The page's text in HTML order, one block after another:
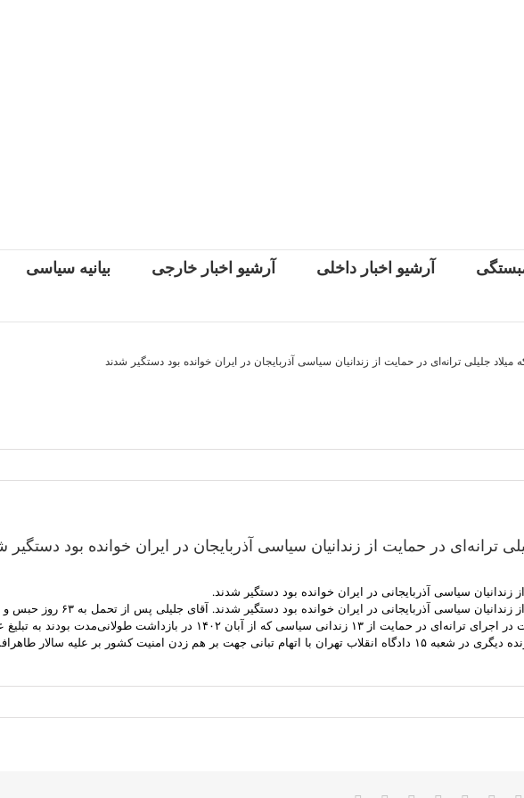
آرشیو اخبار داخلی آرشیو اخبار خارجی بیانیه سیاسی
جلیلی ترانه‌ای در حمایت از زندانیان سیاسی آذربایجان در ایران خوانده بود دستگیر شدند
ترانه‌ای در حمایت از زندانیان سیاسی آذربایجان در ایران خوانده بود دستگیر
زندانیان سیاسی آذربایجانی در ایران خوانده بود دستگیر شدند.
میلاد جلیلی رپر تبریزی و سالار طاهر افشار پس
وثیقه آزاد شده بودند. شعبه دوم دادگاه انقلاب تبریز این افراد را به خاطر اجرا و معاونت در اجرای ترانه‌ای در
علیه سالار طاهرافشار در جریان است.